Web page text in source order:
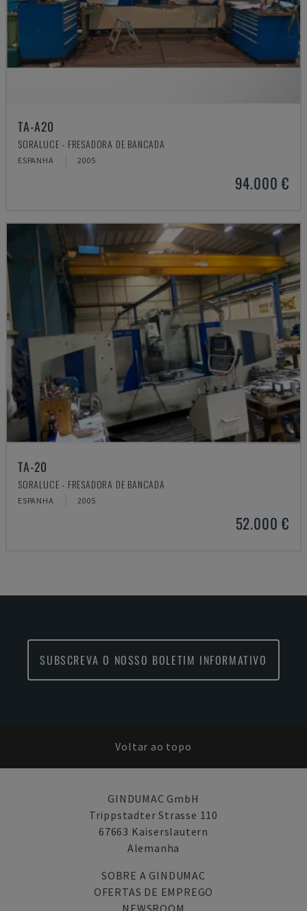
TA-A20
SORALUCE - FRESADORA DE BANCADA
ESPANHA 2005
94.000 €
TA-20
SORALUCE - FRESADORA DE BANCADA
ESPANHA 2005
52.000 €
SUBSCREVA O NOSSO BOLETIM INFORMATIVO
Voltar ao topo
GINDUMAC GmbH
Trippstadter Strasse 110
67663 Kaiserslautern
Alemanha
SOBRE A GINDUMAC
OFERTAS DE EMPREGO
NEWSROOM